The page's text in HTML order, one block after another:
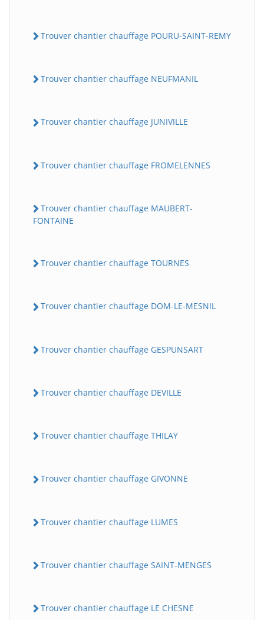
Trouver chantier chauffage POURU-SAINT-REMY
Trouver chantier chauffage NEUFMANIL
Trouver chantier chauffage JUNIVILLE
Trouver chantier chauffage FROMELENNES
Trouver chantier chauffage MAUBERT-
FONTAINE
Trouver chantier chauffage TOURNES
Trouver chantier chauffage DOM-LE-MESNIL
Trouver chantier chauffage GESPUNSART
Trouver chantier chauffage DEVILLE
Trouver chantier chauffage THILAY
Trouver chantier chauffage GIVONNE
Trouver chantier chauffage LUMES
Trouver chantier chauffage SAINT-MENGES
Trouver chantier chauffage LE CHESNE